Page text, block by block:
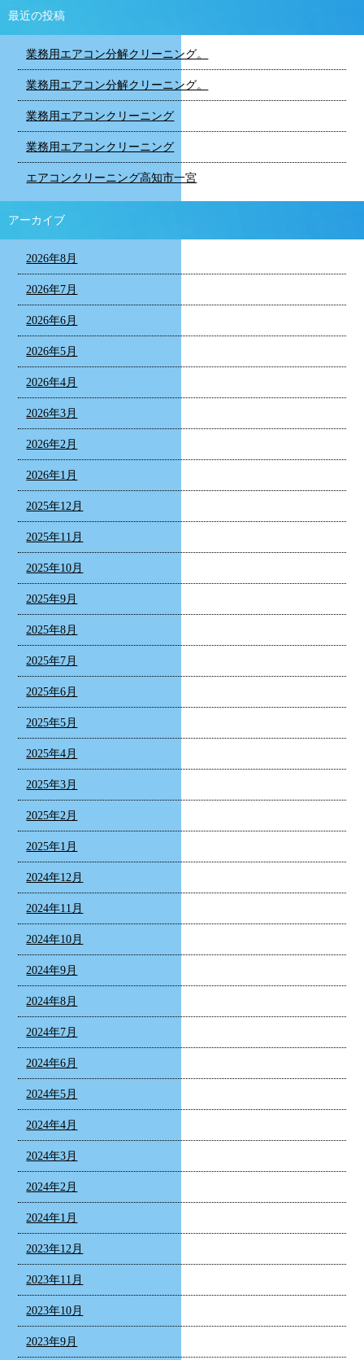
最近の投稿
業務用エアコン分解クリーニング。
業務用エアコン分解クリーニング。
業務用エアコンクリーニング
業務用エアコンクリーニング
エアコンクリーニング高知市一宮
アーカイブ
2026年8月
2026年7月
2026年6月
2026年5月
2026年4月
2026年3月
2026年2月
2026年1月
2025年12月
2025年11月
2025年10月
2025年9月
2025年8月
2025年7月
2025年6月
2025年5月
2025年4月
2025年3月
2025年2月
2025年1月
2024年12月
2024年11月
2024年10月
2024年9月
2024年8月
2024年7月
2024年6月
2024年5月
2024年4月
2024年3月
2024年2月
2024年1月
2023年12月
2023年11月
2023年10月
2023年9月